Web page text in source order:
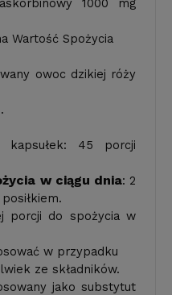
1000 mg
Wartość Spożycia
owoc dzikiej róży
kapsułek: 45 porcji
w ciągu dnia: 2
porcji do spożycia w
w przypadku
ze składników.
jako substytut